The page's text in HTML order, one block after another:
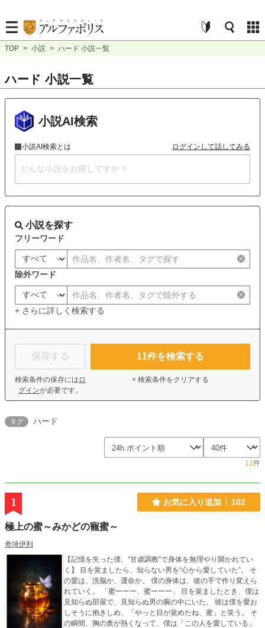
TOP > 小説 > ハード 小説一覧
ハード 小説一覧
小説AI検索
小説AI検索とは ログインして話してみる
小説を探す
フリーワード
除外ワード
+ さらに詳しく検索する
保存する
検索条件の保存には ロ
グインが必要です。
11件を検索する
× 検索条件をクリアする
タグ ハード
11件
1 お気に入り追加 102
極上の蜜～みかどの寵蜜～
奇埼伊利
【記憶を失った僕、“甘虐調教”で身体を無理やり開かれてい
く】 目を覚ましたら、知らない男を“心から愛していた”。 そ
の愛は、洗脳か、運命か。 僕の身体は、彼の手で作り変えら
れていく。 「蜜ーーー、蜜ーーー」 目を覚ましたとき、僕は
見知らぬ部屋で、見知らぬ男の腕の中にいた。 彼は僕を愛お
しそうに抱きしめ、「やっと目が覚めたね、蜜」と笑う。 そ
の瞬間、胸の奥が熱くなって、僕は「この人を愛している」